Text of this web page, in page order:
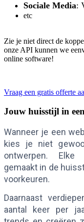
Sociale Media:
etc
Zie je niet direct de
onze API kunnen we
online software!
Vraag een gratis offerte
Jouw huisstijl in
Wanneer je een
kies je niet
ontwerpen. Elke
gemaakt in de
voorkeuren.
Daarnaast
aantal keer per